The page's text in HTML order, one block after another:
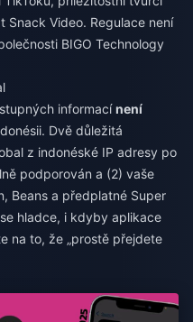
Video. Regulace není
BIGO Technology
informacínení
Dvě důležitá
z indonéské IP adresy po
podporován a (2) vaše
Beans a předplatné Super
hladce, i kdyby aplikace
na to, že „prostě přejdete